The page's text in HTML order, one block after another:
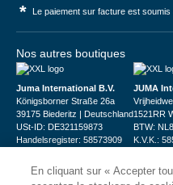
* Le paiement sur facture est soumis
Nos autres boutiques
Juma International B.V.
Königsborner Straße 26a
39175 Biederitz | Deutschland
USt-ID: DE321159873
Handelsregister: 58573909
JUMA
1521RR
BTW:
K.V.K.:
En cliquant sur « Accepter